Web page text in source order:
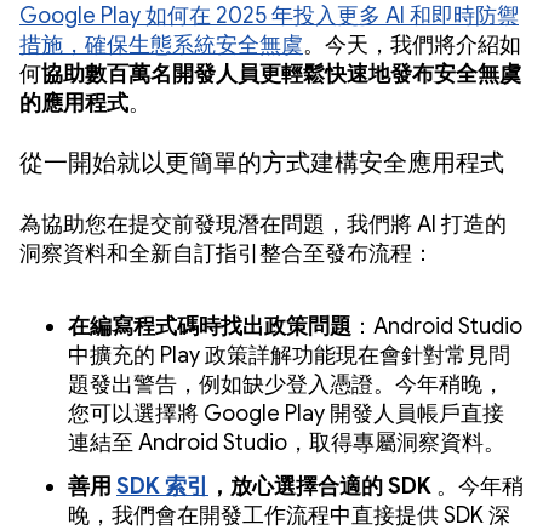
Google Play 如何在 2025 年投入更多 AI 和即時防禦
措施，確保生態系統安全無虞。今天，我們將介紹如
何協助數百萬名開發人員更輕鬆快速地發布安全無虞
的應用程式。
從一開始就以更簡單的方式建構安全應用程式
為協助您在提交前發現潛在問題，我們將 AI 打造的
洞察資料和全新自訂指引整合至發布流程：
在編寫程式碼時找出政策問題 ：Android Studio
中擴充的 Play 政策詳解功能現在會針對常見問
題發出警告，例如缺少登入憑證。今年稍晚，
您可以選擇將 Google Play 開發人員帳戶直接
連結至 Android Studio，取得專屬洞察資料。
善用 SDK 索引 ，放心選擇合適的 SDK 。今年稍
晚，我們會在開發工作流程中直接提供 SDK 深